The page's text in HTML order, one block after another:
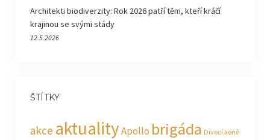
Architekti biodiverzity: Rok 2026 patří těm, kteří kráčí
krajinou se svými stády
12.5.2026
ŠTÍTKY
akce aktualityApollo brigáda Divocí koně